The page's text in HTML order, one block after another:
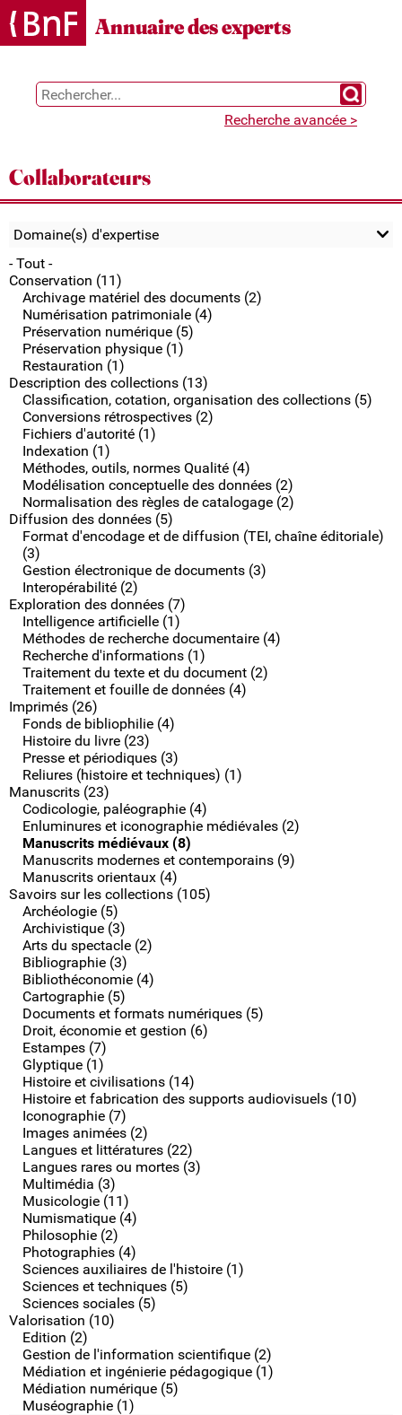
Gestion des cookies
Annuaire des experts
Chercher
Recherche avancée >
Collaborateurs
Domaine(s) d'expertise
- Tout -
Conservation (11)
Archivage matériel des documents (2)
Numérisation patrimoniale (4)
Préservation numérique (5)
Préservation physique (1)
Restauration (1)
Description des collections (13)
Classification, cotation, organisation des collections (5)
Conversions rétrospectives (2)
Fichiers d'autorité (1)
Indexation (1)
Méthodes, outils, normes Qualité (4)
Modélisation conceptuelle des données (2)
Normalisation des règles de catalogage (2)
Diffusion des données (5)
Format d'encodage et de diffusion (TEI, chaîne éditoriale)
(3)
Gestion électronique de documents (3)
Interopérabilité (2)
Exploration des données (7)
Intelligence artificielle (1)
Méthodes de recherche documentaire (4)
Recherche d'informations (1)
Traitement du texte et du document (2)
Traitement et fouille de données (4)
Imprimés (26)
Fonds de bibliophilie (4)
Histoire du livre (23)
Presse et périodiques (3)
Reliures (histoire et techniques) (1)
Manuscrits (23)
Codicologie, paléographie (4)
Enluminures et iconographie médiévales (2)
Manuscrits médiévaux (8)
Manuscrits modernes et contemporains (9)
Manuscrits orientaux (4)
Savoirs sur les collections (105)
Archéologie (5)
Archivistique (3)
Arts du spectacle (2)
Bibliographie (3)
Bibliothéconomie (4)
Cartographie (5)
Documents et formats numériques (5)
Droit, économie et gestion (6)
Estampes (7)
Glyptique (1)
Histoire et civilisations (14)
Histoire et fabrication des supports audiovisuels (10)
Iconographie (7)
Images animées (2)
Langues et littératures (22)
Langues rares ou mortes (3)
Multimédia (3)
Musicologie (11)
Numismatique (4)
Philosophie (2)
Photographies (4)
Sciences auxiliaires de l'histoire (1)
Sciences et techniques (5)
Sciences sociales (5)
Valorisation (10)
Edition (2)
Gestion de l'information scientifique (2)
Médiation et ingénierie pédagogique (1)
Médiation numérique (5)
Muséographie (1)